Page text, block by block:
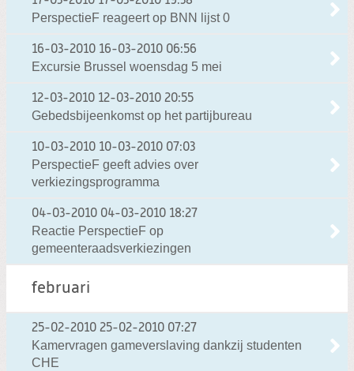
PerspectieF reageert op BNN lijst 0
16-03-2010 16-03-2010 06:56
Excursie Brussel woensdag 5 mei
12-03-2010 12-03-2010 20:55
Gebedsbijeenkomst op het partijbureau
10-03-2010 10-03-2010 07:03
PerspectieF geeft advies over
verkiezingsprogramma
04-03-2010 04-03-2010 18:27
Reactie PerspectieF op
gemeenteraadsverkiezingen
februari
25-02-2010 25-02-2010 07:27
Kamervragen gameverslaving dankzij studenten
CHE